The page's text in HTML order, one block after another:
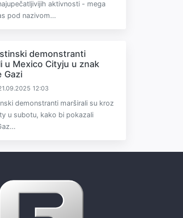
aktivnosti - mega
pod nazivom...
demonstranti
u Mexico Cityju u znak
Gazi
12:03
demonstranti marširali su kroz
u subotu, kako bi pokazali